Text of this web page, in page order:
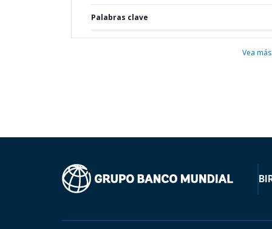
Palabras clave
Vea más